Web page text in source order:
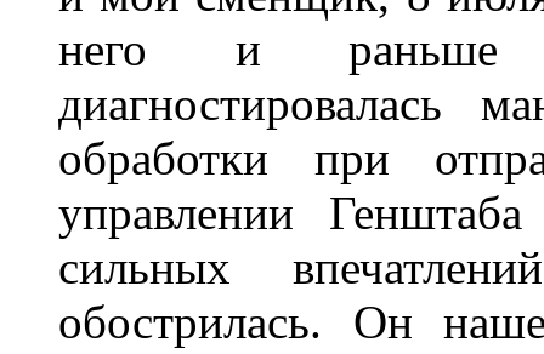
него и раньше
диагностировалась
обработки при
управлении
сильных
обострилась. Он